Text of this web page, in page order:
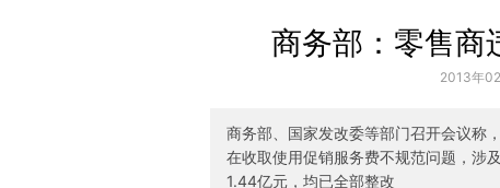
商务部：零售商
2013年
商务部、国家发改委等部门召开会议称
在收取使用促销服务费不规范问题，涉
1.44亿元，均已全部整改